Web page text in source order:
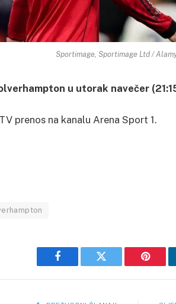
Sportimage, Sportimage Ltd /
u utorak navečer
prenos na kanalu Arena Sport 1.
Facebook Twitter